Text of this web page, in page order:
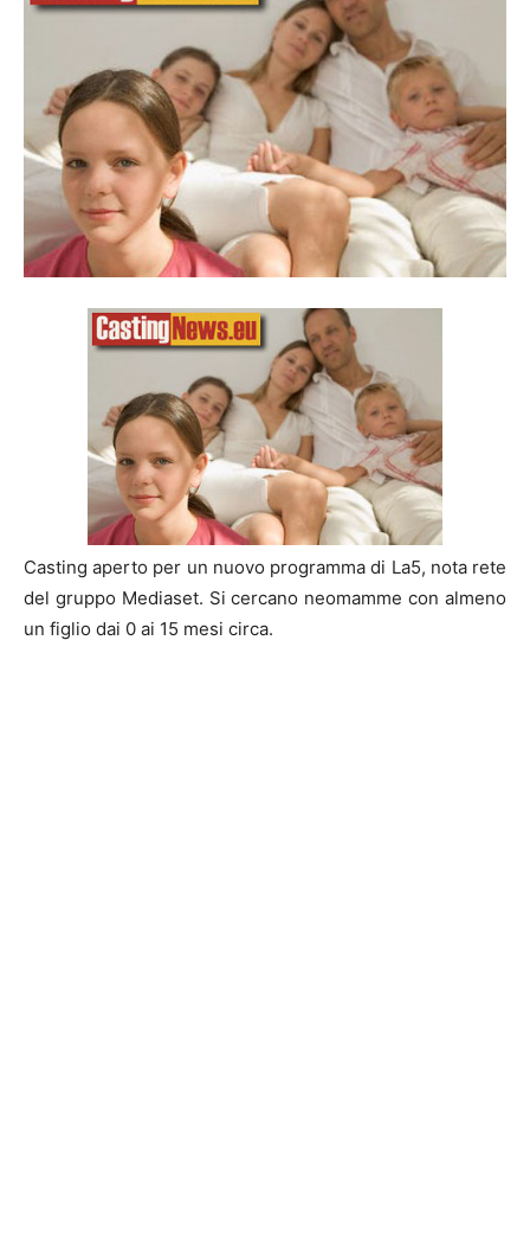
Casting aperto per un nuovo programma di La5, nota rete
del gruppo Mediaset. Si cercano neomamme con almeno
un figlio dai 0 ai 15 mesi circa.